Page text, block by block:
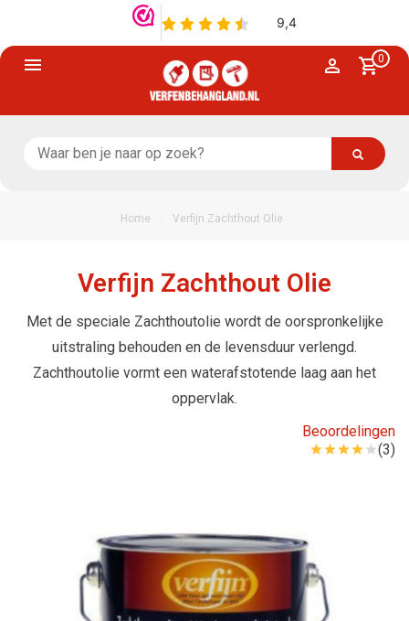
0
Home Verfijn Zachthout Olie
Verfijn Zachthout Olie
Met de speciale Zachthoutolie wordt de oorspronkelijke
uitstraling behouden en de levensduur verlengd.
Zachthoutolie vormt een waterafstotende laag aan het
oppervlak.
Beoordelingen
(3)